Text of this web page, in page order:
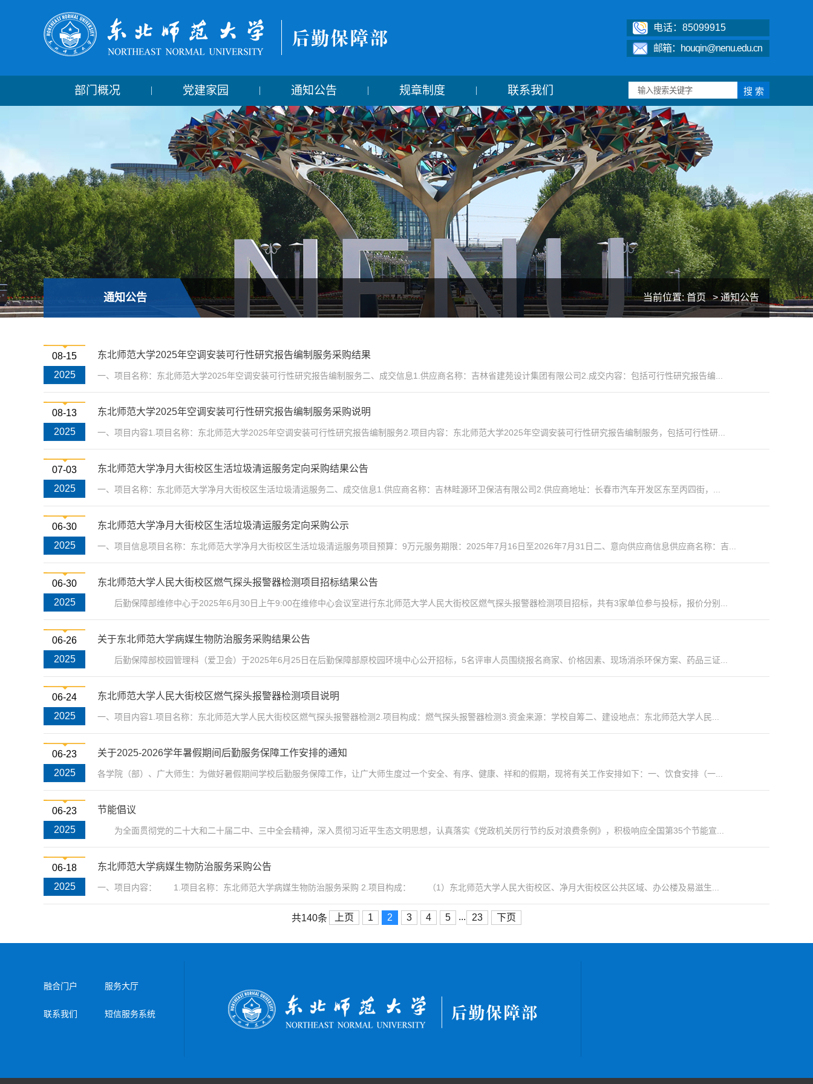
电话：85099915
邮箱：houqin@nenu.edu.cn
部门概况 党建家园 通知公告 规章制度 联系我们
通知公告 当前位置: 首页 >通知公告
08-15
2025
东北师范大学2025年空调安装可行性研究报告编制服务采购结果
一、项目名称：东北师范大学2025年空调安装可行性研究报告编制服务二、成交信息1.供应商名称：吉林省建苑设计集团有限公司2.成交内容：包括可行性研究报告编...
08-13
2025
东北师范大学2025年空调安装可行性研究报告编制服务采购说明
一、项目内容1.项目名称：东北师范大学2025年空调安装可行性研究报告编制服务2.项目内容：东北师范大学2025年空调安装可行性研究报告编制服务，包括可行性研...
07-03
2025
东北师范大学净月大街校区生活垃圾清运服务定向采购结果公告
一、项目名称：东北师范大学净月大街校区生活垃圾清运服务二、成交信息1.供应商名称：吉林畦源环卫保洁有限公司2.供应商地址：长春市汽车开发区东至丙四街，...
06-30
2025
东北师范大学净月大街校区生活垃圾清运服务定向采购公示
一、项目信息项目名称：东北师范大学净月大街校区生活垃圾清运服务项目预算：9万元服务期限：2025年7月16日至2026年7月31日二、意向供应商信息供应商名称：吉...
06-30
2025
东北师范大学人民大街校区燃气探头报警器检测项目招标结果公告
后勤保障部维修中心于2025年6月30日上午9:00在维修中心会议室进行东北师范大学人民大街校区燃气探头报警器检测项目招标，共有3家单位参与投标，报价分别...
06-26
2025
关于东北师范大学病媒生物防治服务采购结果公告
后勤保障部校园管理科（爱卫会）于2025年6月25日在后勤保障部原校园环境中心公开招标，5名评审人员围绕报名商家、价格因素、现场消杀环保方案、药品三证...
06-24
2025
东北师范大学人民大街校区燃气探头报警器检测项目说明
一、项目内容1.项目名称：东北师范大学人民大街校区燃气探头报警器检测2.项目构成：燃气探头报警器检测3.资金来源：学校自筹二、建设地点：东北师范大学人民...
06-23
2025
关于2025-2026学年暑假期间后勤服务保障工作安排的通知
各学院（部）、广大师生：为做好暑假期间学校后勤服务保障工作，让广大师生度过一个安全、有序、健康、祥和的假期，现将有关工作安排如下：一、饮食安排（一...
06-23
2025
节能倡议
为全面贯彻党的二十大和二十届二中、三中全会精神，深入贯彻习近平生态文明思想，认真落实《党政机关厉行节约反对浪费条例》，积极响应全国第35个节能宣...
06-18
2025
东北师范大学病媒生物防治服务采购公告
一、项目内容： 1.项目名称：东北师范大学病媒生物防治服务采购 2.项目构成： （1）东北师范大学人民大街校区、净月大街校区公共区域、办公楼及易滋生...
共140条 上页 1 2 3 4 5 ... 23 下页
融合门户 服务大厅
联系我们 短信服务系统